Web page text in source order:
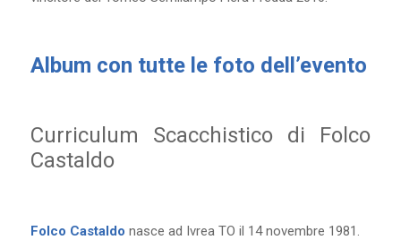
Album con tutte le foto dell’evento
Curriculum Scacchistico di Folco
Castaldo
Folco Castaldo nasce ad Ivrea TO il 14 novembre 1981.